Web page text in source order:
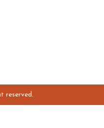
reserved.